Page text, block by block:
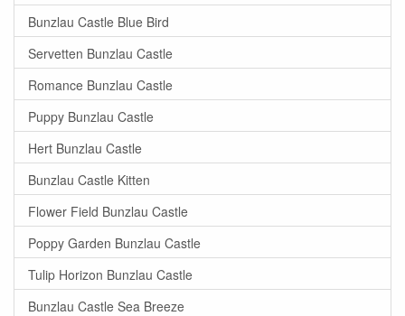
Bunzlau Castle Blue Bird
Servetten Bunzlau Castle
Romance Bunzlau Castle
Puppy Bunzlau Castle
Hert Bunzlau Castle
Bunzlau Castle Kitten
Flower Field Bunzlau Castle
Poppy Garden Bunzlau Castle
Tulip Horizon Bunzlau Castle
Bunzlau Castle Sea Breeze